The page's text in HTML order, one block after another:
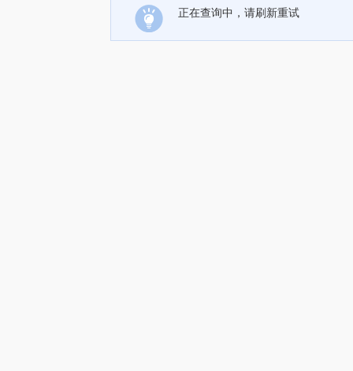
正在查询中，请刷新重试